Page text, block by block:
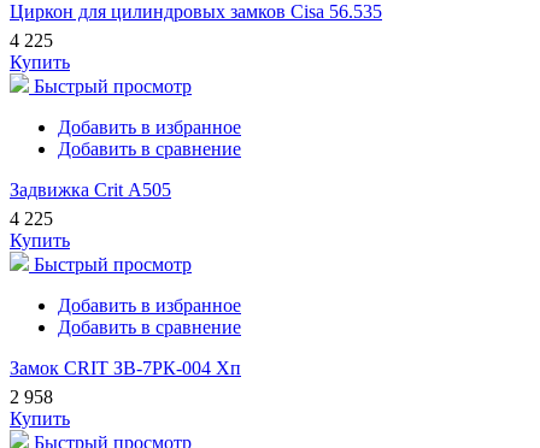
Циркон для цилиндровых замков Cisa 56.535
4 225
Купить
Быстрый просмотр
Добавить в избранное
Добавить в сравнение
Задвижка Crit А505
4 225
Купить
Быстрый просмотр
Добавить в избранное
Добавить в сравнение
Замок CRIT ЗВ-7РК-004 Хп
2 958
Купить
Быстрый просмотр